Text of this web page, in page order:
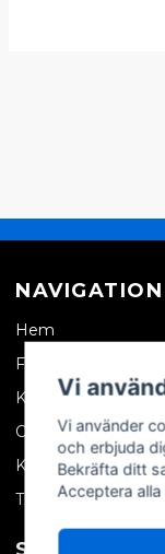
NAVIGATION
Hem
Företagskund
Kontakta oss
Om oss
Köpvillkor
Tips & trix
Vi
Vi använder
och erbjuda
Bekräfta ditt
Acceptera